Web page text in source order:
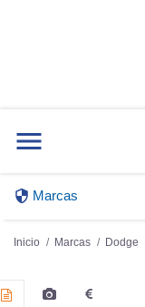
Marcas
Inicio Marcas Dodge